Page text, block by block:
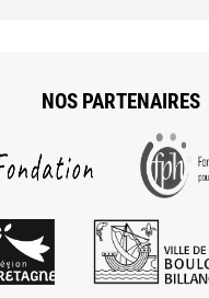
NOS PARTENAIRES